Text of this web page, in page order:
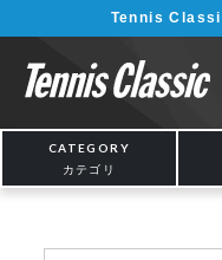
¥5,000以上の購
Tennis
CATEGORY
カテゴリ